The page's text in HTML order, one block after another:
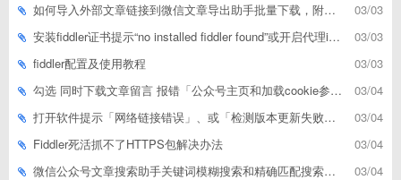
03/03
如何导入外部文章链接到微信文章导出助手批量下载，附上3种方式
03/03
安装fiddler证书提示“no installed fiddler found”或开启代理ip失败
03/03
fiddler配置及使用教程
03/04
勾选 同时下载文章留言 报错「公众号主页和加载cookie参数不能为空」
03/04
打开软件提示「网络链接错误」、或「检测版本更新失败」等网络问题解决方案
03/04
Fiddler死活抓不了HTTPS包解决办法
03/04
微信公众号文章搜索助手关键词模糊搜索和精确匹配搜索的区别